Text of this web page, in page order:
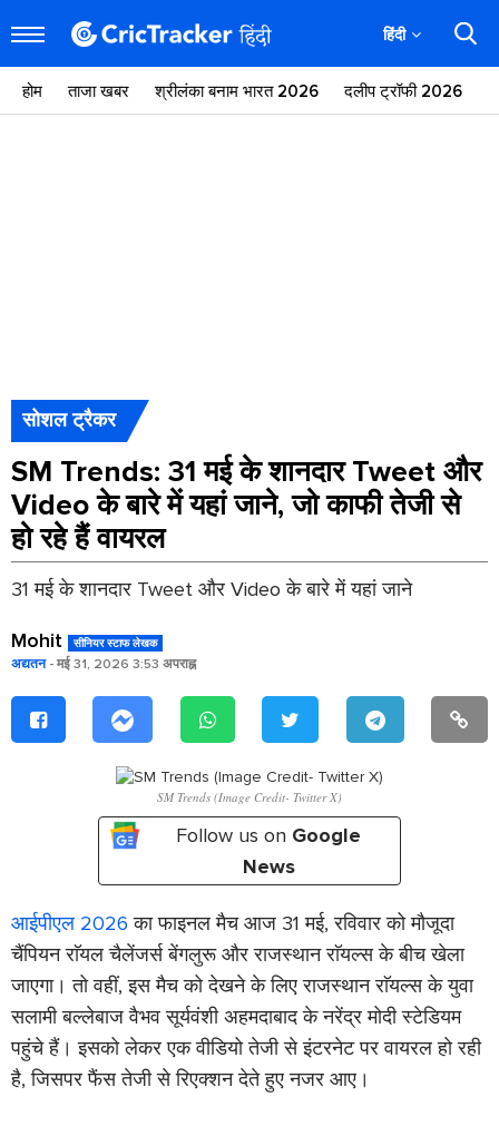
हिंदी
होम ताजा खबर श्रीलंका बनाम भारत 2026 दलीप ट्रॉफी 2026
सोशल ट्रैकर
SM Trends: 31 मई के शानदार Tweet और
Video के बारे में यहां जाने, जो काफी तेजी से
हो रहे हैं वायरल
31 मई के शानदार Tweet और Video के बारे में यहां जाने
Mohit सीनियर स्टाफ लेखक
अद्यतन- मई 31, 2026 3:53 अपराह्न
SM Trends (Image Credit- Twitter X)
Follow us on Google
News
आईपीएल 2026 का फाइनल मैच आज 31 मई, रविवार को मौजूदा
चैंपियन राॅयल चैलेंजर्स बेंगलुरू और राजस्थान राॅयल्स के बीच खेला
जाएगा। तो वहीं, इस मैच को देखने के लिए राजस्थान राॅयल्स के युवा
सलामी बल्लेबाज वैभव सूर्यवंशी अहमदाबाद के नरेंद्र मोदी स्टेडियम
पहुंचे हैं। इसको लेकर एक वीडियो तेजी से इंटरनेट पर वायरल हो रही
है, जिसपर फैंस तेजी से रिएक्शन देते हुए नजर आए।